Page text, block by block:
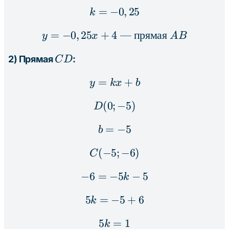
k = -0,25
k = −0, 25
y = -0,25x + 4 \text{
y = −0,25x + 4—прямая AB
2) ПрямаяCD
CD:
y = kx + b
y = kx + b
D(0; -5)
D(0; −5)
b = -5
b = −5
C(-5; -6)
C(−5; −6)
-6 = -5k - 5
−6 = −5k − 5
5k = -5 + 6
5k = −5 + 6
5k = 1
5k = 1